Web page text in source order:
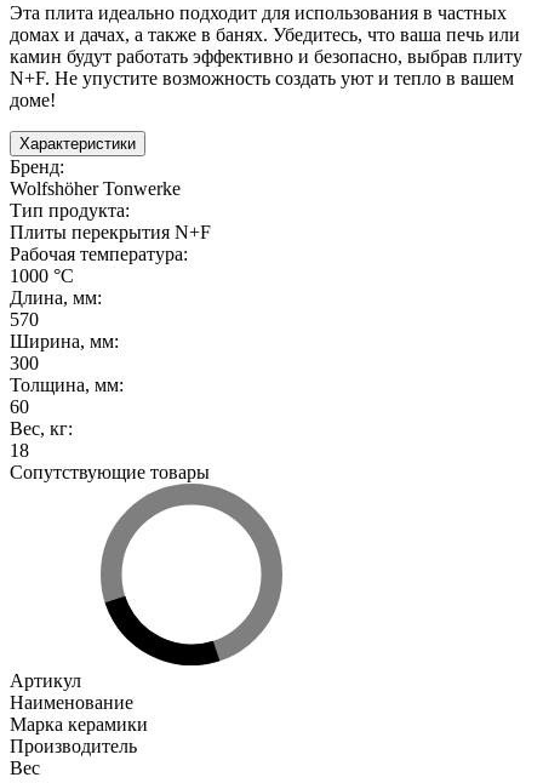
Эта плита идеально подходит для использования в частных
домах и дачах, а также в банях. Убедитесь, что ваша печь или
камин будут работать эффективно и безопасно, выбрав плиту
N+F. Не упустите возможность создать уют и тепло в вашем
доме!
Характеристики
Бренд:
Wolfshöher Tonwerke
Тип продукта:
Плиты перекрытия N+F
Рабочая температура:
1000 °С
Длина, мм:
570
Ширина, мм:
300
Толщина, мм:
60
Вес, кг:
18
Сопутствующие товары
Артикул
Наименование
Марка керамики
Производитель
Вес